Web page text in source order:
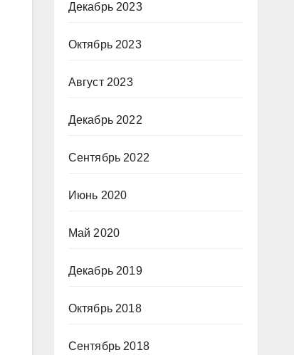
Декабрь 2023
Октябрь 2023
Август 2023
Декабрь 2022
Сентябрь 2022
Июнь 2020
Май 2020
Декабрь 2019
Октябрь 2018
Сентябрь 2018